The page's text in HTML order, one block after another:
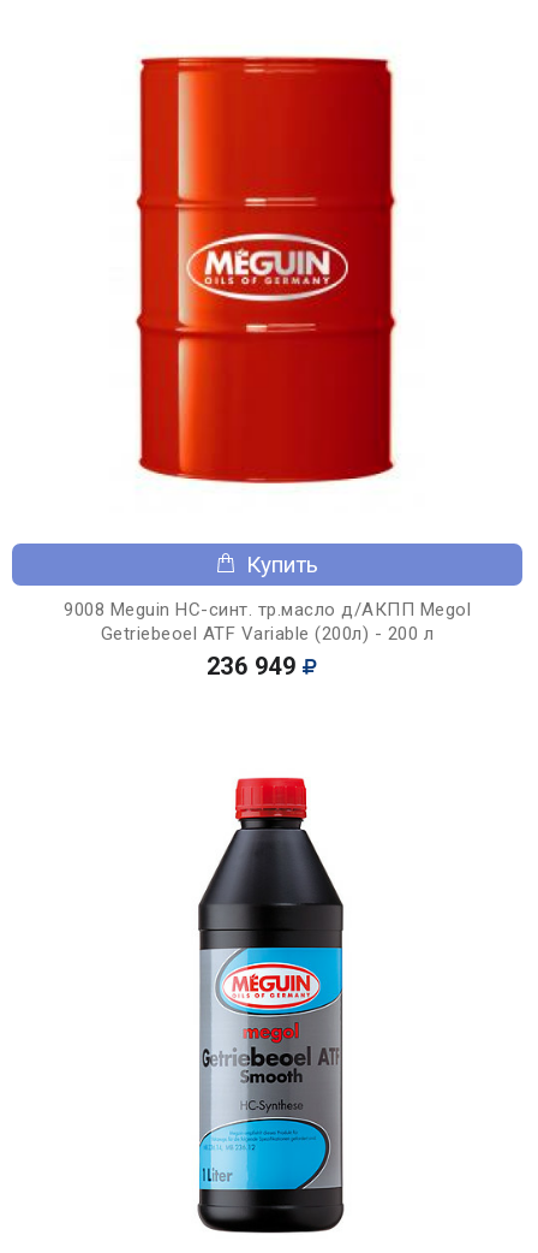
Купить
9008 Meguin НС-синт. тр.масло д/АКПП Megol
Getriebeoel ATF Variable (200л) - 200 л
236 949